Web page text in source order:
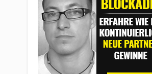
Save the details above in this browser